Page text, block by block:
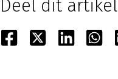
Deel dit artikel